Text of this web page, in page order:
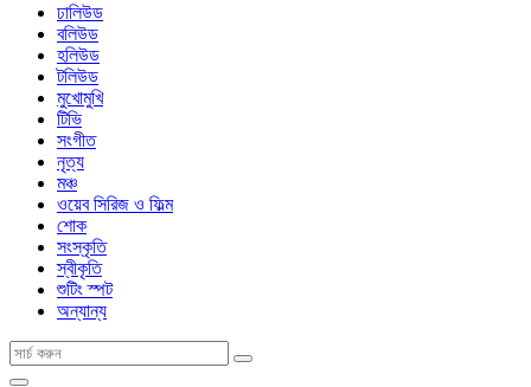
ঢালিউড
বলিউড
হলিউড
টলিউড
মুখোমুখি
টিভি
সংগীত
নৃত্য
মঞ্চ
ওয়েব সিরিজ ও ফিল্ম
শোক
সংস্কৃতি
স্বীকৃতি
শুটিং স্পট
অন্যান্য